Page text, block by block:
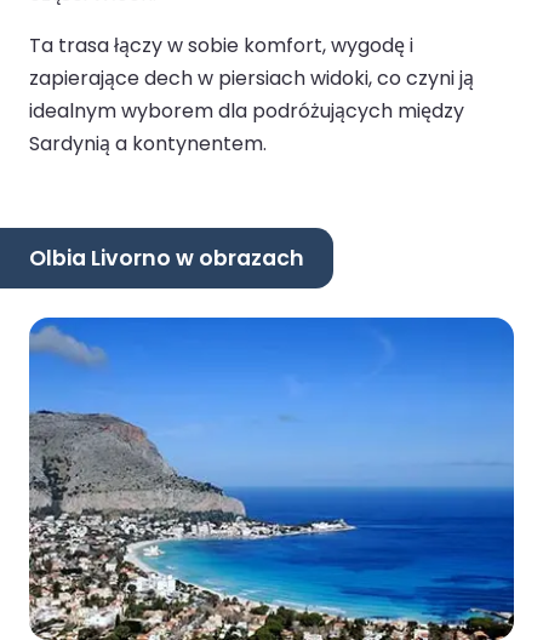
Ta trasa łączy w sobie komfort, wygodę i
zapierające dech w piersiach widoki, co czyni ją
idealnym wyborem dla podróżujących między
Sardynią a kontynentem.
Olbia Livorno w obrazach